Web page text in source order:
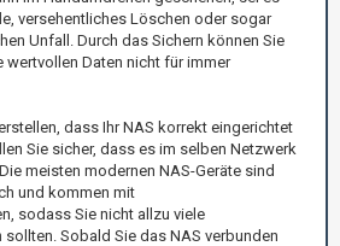
versehentliches Löschen oder sogar
Unfall. Durch das Sichern können Sie
wertvollen Daten nicht für immer
dass Ihr NAS korrekt eingerichtet
Sie sicher, dass es im selben Netzwerk
meisten modernen NAS-Geräte sind
und kommen mit
sodass Sie nicht allzu viele
Sobald Sie das NAS verbunden